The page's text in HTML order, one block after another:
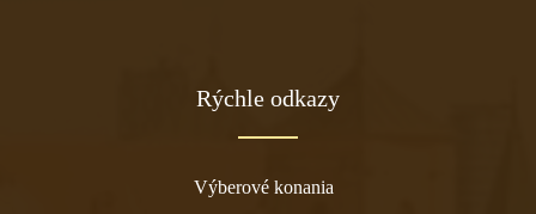
Rýchle odkazy
Výberové konania